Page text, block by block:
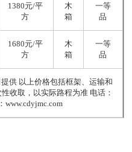
1380元/平
方
木
箱
一等
品
1680元/平
方
木
箱
一等
品
供 以上价格包括框架、运输和
收取，以实际路程为准 电话：
www.cdyjmc.com